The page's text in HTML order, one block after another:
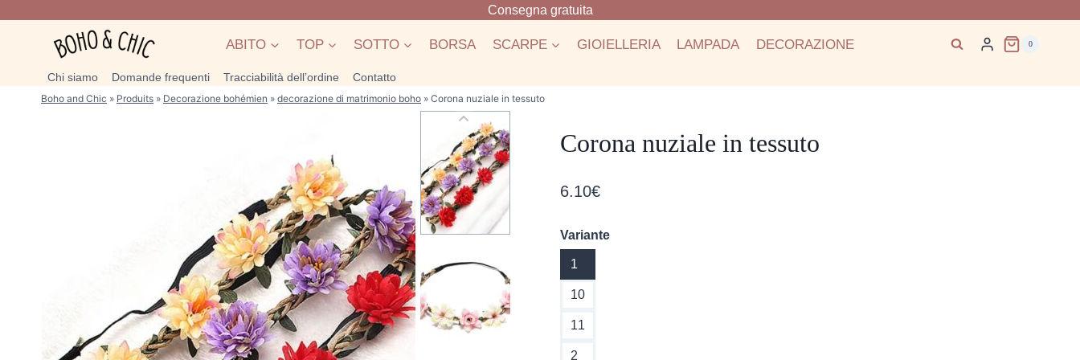
contenuto
Consegna gratuita
ABITO TOP SOTTO BORSA SCARPE GIOIELLERIA LAMPADA DECORAZIONE 0
Chi siamo Domande frequenti Tracciabilità dell’ordine Contatto
Boho and Chic » Produits » Decorazione bohémien » decorazione di matrimonio boho » Corona nuziale in tessuto
Corona nuziale in tessuto
6.10€
Variante
1
10
11
2